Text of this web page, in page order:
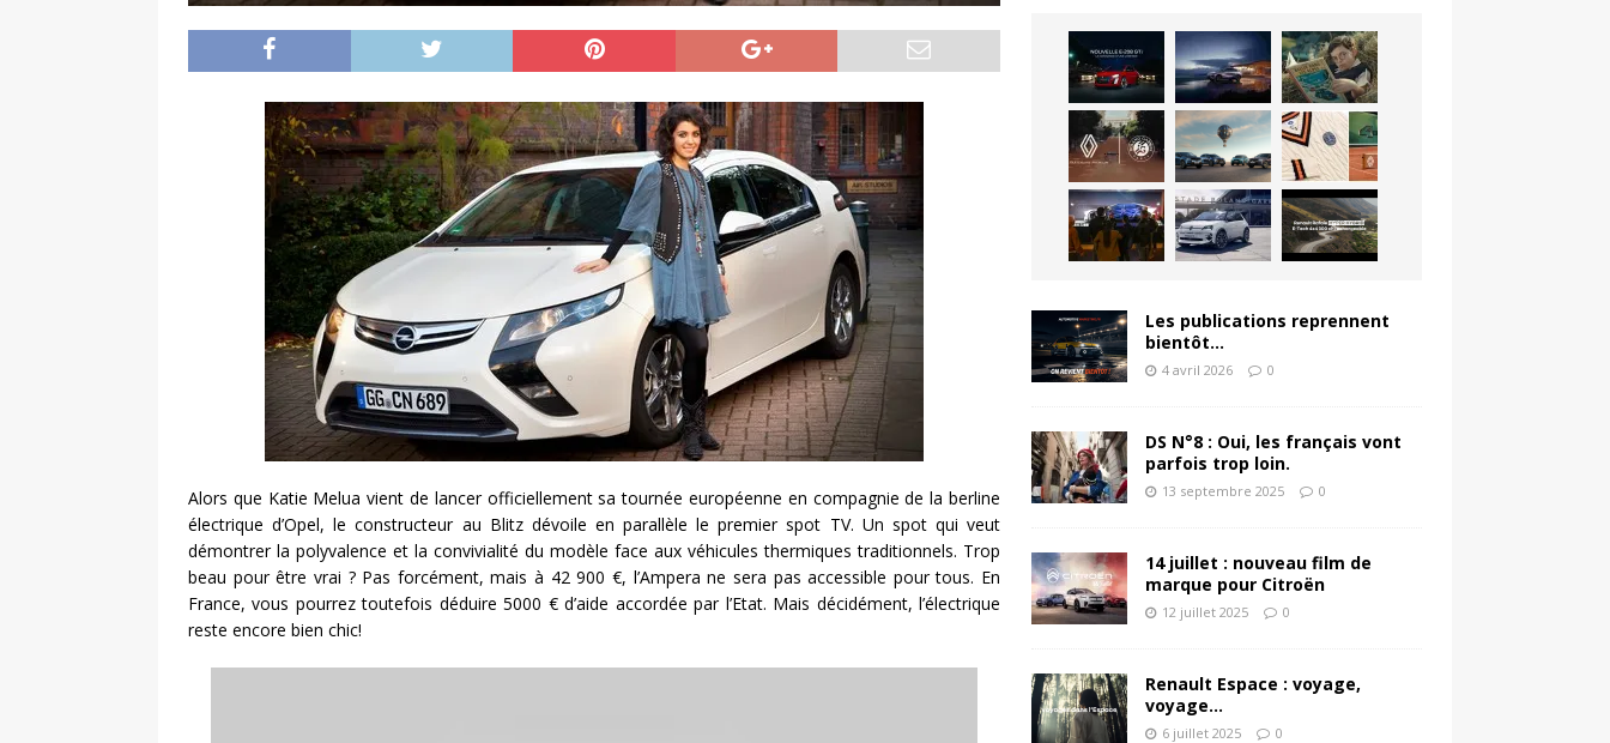
Alors que Katie Melua vient de lancer officiellement sa tournée européenne en compagnie de la berline
électrique d’Opel, le constructeur au Blitz dévoile en parallèle le premier spot TV. Un spot qui veut
démontrer la polyvalence et la convivialité du modèle face aux véhicules thermiques traditionnels. Trop
beau pour être vrai ? Pas forcément, mais à 42 900 €, l’Ampera ne sera pas accessible pour tous. En
France, vous pourrez toutefois déduire 5000 € d’aide accordée par l’Etat. Mais décidément, l’électrique
reste encore bien chic!
Les publications reprennent
bientôt…
4 avril 2026 0
DS N°8 : Oui, les français vont
parfois trop loin.
13 septembre 2025 0
14 juillet : nouveau film de
marque pour Citroën
12 juillet 2025 0
Renault Espace : voyage,
voyage…
6 juillet 2025 0